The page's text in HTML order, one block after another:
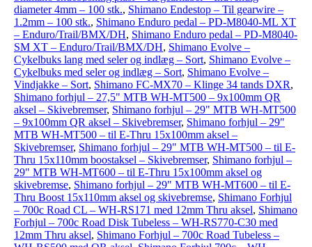
diameter 4mm – 100 stk., Shimano Endestop – Til gearwire –
1.2mm – 100 stk., Shimano Enduro pedal – PD-M8040-ML XT
– Enduro/Trail/BMX/DH, Shimano Enduro pedal – PD-M8040-
SM XT – Enduro/Trail/BMX/DH, Shimano Evolve –
Cykelbuks lang med seler og indlæg – Sort, Shimano Evolve –
Cykelbuks med seler og indlæg – Sort, Shimano Evolve –
Vindjakke – Sort, Shimano FC-MX70 – Klinge 34 tands DXR,
Shimano forhjul – 27,5" MTB WH-MT500 – 9x100mm QR
aksel – Skivebremser, Shimano forhjul – 29" MTB WH-MT500
– 9x100mm QR aksel – Skivebremser, Shimano forhjul – 29"
MTB WH-MT500 – til E-Thru 15x100mm aksel –
Skivebremser, Shimano forhjul – 29" MTB WH-MT500 – til E-
Thru 15x110mm boostaksel – Skivebremser, Shimano forhjul –
29" MTB WH-MT600 – til E-Thru 15x100mm aksel og
skivebremse, Shimano forhjul – 29" MTB WH-MT600 – til E-
Thru Boost 15x110mm aksel og skivebremse, Shimano Forhjul
– 700c Road CL – WH-RS171 med 12mm Thru aksel, Shimano
Forhjul – 700c Road Disk Tubeless – WH-RS770-C30 med
12mm Thru aksel, Shimano Forhjul – 700c Road Tubeless –